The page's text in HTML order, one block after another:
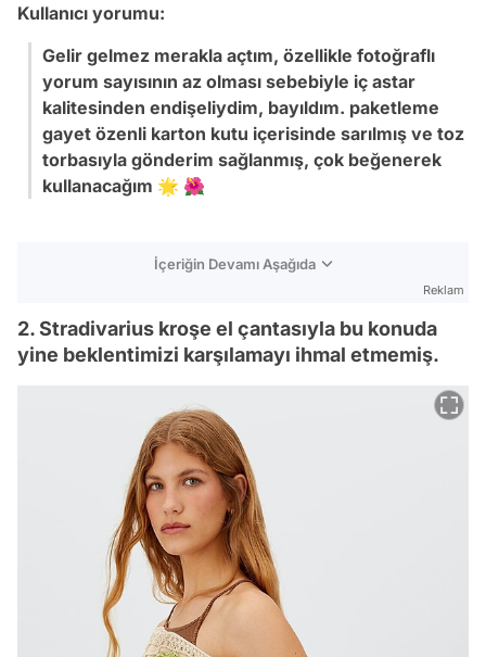
Kullanıcı yorumu:
Gelir gelmez merakla açtım, özellikle fotoğraflı
yorum sayısının az olması sebebiyle iç astar
kalitesinden endişeliydim, bayıldım. paketleme
gayet özenli karton kutu içerisinde sarılmış ve toz
torbasıyla gönderim sağlanmış, çok beğenerek
kullanacağım 🌟 🌺
İçeriğin Devamı Aşağıda
Reklam
2. Stradivarius kroşe el çantasıyla bu konuda
yine beklentimizi karşılamayı ihmal etmemiş.